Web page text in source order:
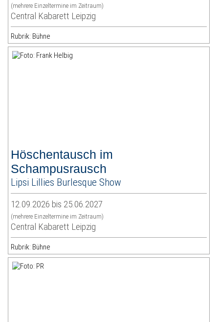
(mehrere Einzeltermine im Zeitraum)
Central Kabarett Leipzig
Rubrik: Bühne
Höschentausch im
Schampusrausch
Lipsi Lillies Burlesque Show
12.09.2026 bis 25.06.2027
(mehrere Einzeltermine im Zeitraum)
Central Kabarett Leipzig
Rubrik: Bühne